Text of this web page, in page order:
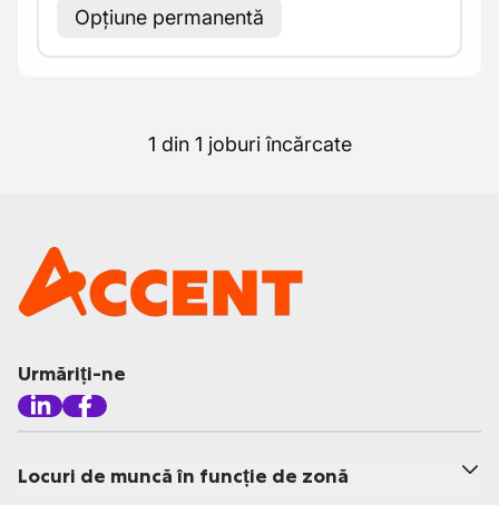
Opțiune permanentă
1 din 1 joburi încărcate
Urmăriți-ne
Locuri de muncă în funcție de zonă